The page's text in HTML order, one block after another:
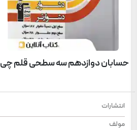
حسابان دوازدهم سه سطحی قلم چی
انتشارات
مولف